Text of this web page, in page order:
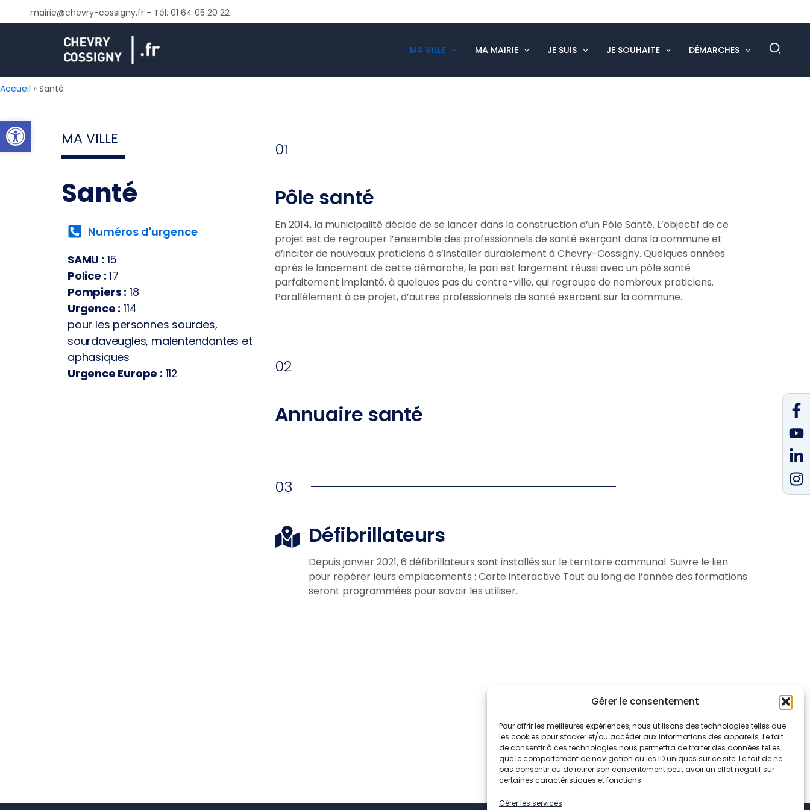
Ouvrir la barre d’outils
Gérer le consentement
Pour offrir les meilleures expériences, nous utilisons des technologies telles que
les cookies pour stocker et/ou accéder aux informations des appareils. Le fait
de consentir à ces technologies nous permettra de traiter des données telles
que le comportement de navigation ou les ID uniques sur ce site. Le fait de ne
pas consentir ou de retirer son consentement peut avoir un effet négatif sur
certaines caractéristiques et fonctions.
Gérer les services
au
mairie@chevry-cossigny.fr - Tél. 01 64 05 20 22
MA VILLE MA MAIRIE JE SUIS JE SOUHAITE DÉMARCHES
Accueil Santé
MA VILLE
Santé
Numéros d'urgence
SAMU : 15
Police : 17
Pompiers : 18
Urgence : 114
pour les personnes sourdes,
sourdaveugles, malentendantes et
aphasiques
Urgence Europe : 112
01
Pôle santé
En 2014, la municipalité décide de se lancer dans la construction d’un Pôle Santé. L’objectif de ce
projet est de regrouper l’ensemble des professionnels de santé exerçant dans la commune et
d’inciter de nouveaux praticiens à s’installer durablement à Chevry-Cossigny. Quelques années
après le lancement de cette démarche, le pari est largement réussi avec un pôle santé
parfaitement implanté, à quelques pas du centre-ville, qui regroupe de nombreux praticiens.
Parallèlement à ce projet, d’autres professionnels de santé exercent sur la commune.
02
Annuaire santé
03
Défibrillateurs
Depuis janvier 2021, 6 défibrillateurs sont installés sur le territoire communal. Suivre le lien
pour repérer leurs emplacements : Carte interactive Tout au long de l’année des formations
seront programmées pour savoir les utiliser.
fin